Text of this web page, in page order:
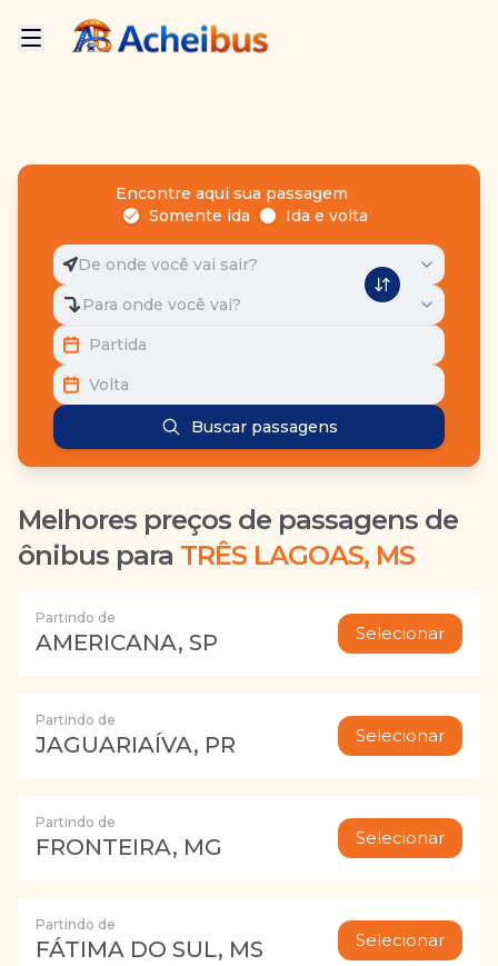
Encontre aqui sua passagem
Somente ida
Ida e volta
De onde você vai sair?
Para onde você vai?
Partida
Volta
Buscar passagens
Melhores preços de passagens de
ônibus para TRÊS LAGOAS, MS
Partindo de
AMERICANA, SP Selecionar
Partindo de
JAGUARIAÍVA, PR Selecionar
Partindo de
FRONTEIRA, MG Selecionar
Partindo de
FÁTIMA DO SUL, MS Selecionar